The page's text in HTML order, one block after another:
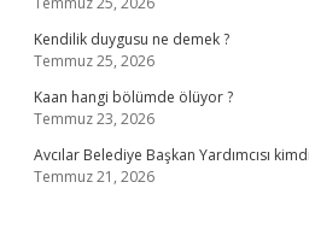
Kendilik duygusu ne demek ?
Temmuz 25, 2026
Kaan hangi bölümde ölüyor ?
Temmuz 23, 2026
Avcılar Belediye Başkan Yardımcısı
Temmuz 21, 2026